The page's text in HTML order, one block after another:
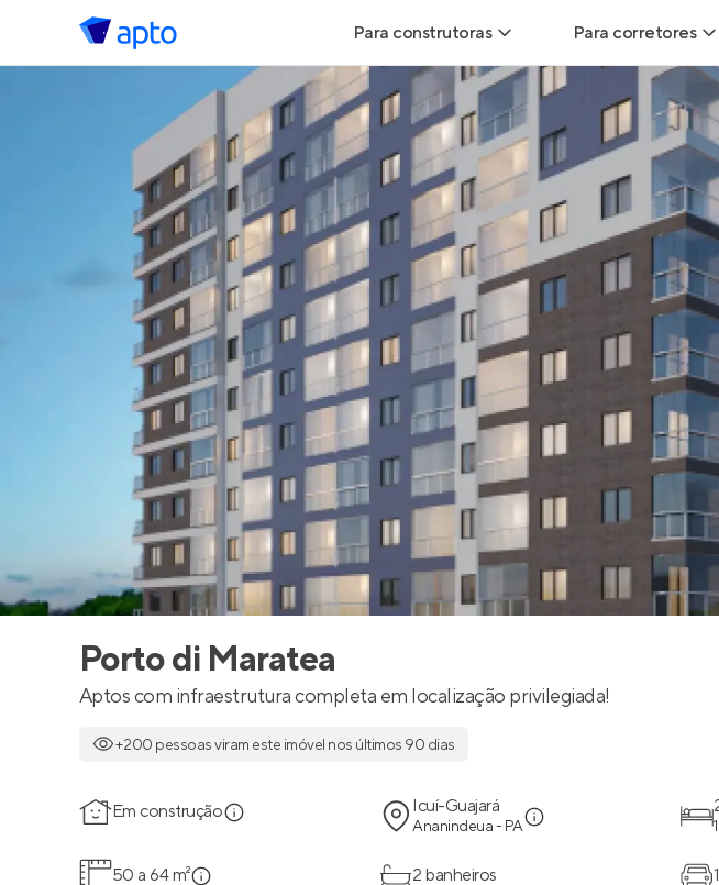
Para construtoras
Geração de Leads
Geração de Visitas
Geração de Vendas
Maiores Construtoras
Parcerias Imobiliárias
Anunciar Imóveis
Para corretores
Leads para
Corretor+
Parcerias
Hub de
Perfil
Anunciar
Porto di Maratea
Aptos com infraestrutura completa em localização privilegiada!
+200 pessoas viram este imóvel nos últimos 90 dias
Em construção Icuí-Guajará
Ananindeua - PA
50 a 64 m² 2 banheiros